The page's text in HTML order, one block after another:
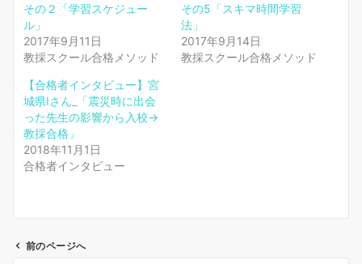
その２「学習スケジュー
ル」
2017年9月11日
教採スクール合格メソッド
その5「スキマ時間学習
法」
2017年9月14日
教採スクール合格メソッド
【合格者インタビュー】宮
城県Iさん_「震災時に出会
った先生の影響から入校→
教採合格」
2018年11月1日
合格者インタビュー
前のページへ